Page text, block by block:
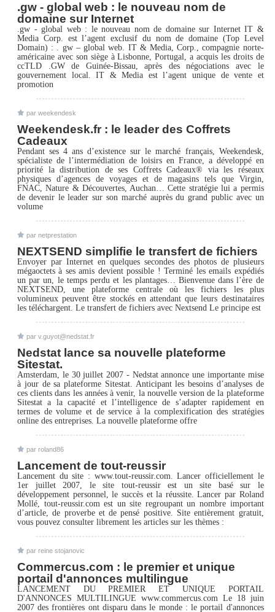
.gw - global web : le nouveau nom de
domaine sur Internet
.gw - global web : le nouveau nom de domaine sur Internet IT &
Media Corp. est l’agent exclusif du nom de domaine (Top Level
Domain) : . gw – global web. IT & Media, Corp., compagnie norte-
américaine avec son siège à Lisbonne, Portugal, a acquis les droits de
ccTLD .GW de Guinée-Bissau, après des négociations avec le
gouvernement local. IT & Media est l’agent unique de vente et
promotion
par weekendesk
Weekendesk.fr : le leader des Coffrets
Cadeaux
Pendant ses 4 ans d’existence sur le marché français, Weekendesk,
spécialiste de l’intermédiation de loisirs en France, a développé en
priorité la distribution de ses Coffrets Cadeaux® via les réseaux
physiques d’agences de voyages et de magasins tels que Virgin,
FNAC, Nature & Découvertes, Auchan… Cette stratégie lui a permis
de devenir le leader sur son marché auprès du grand public avec un
volume
par netprestation
NEXTSEND simplifie le transfert de fichiers
Envoyer par Internet en quelques secondes des photos de plusieurs
mégaoctets à ses amis devient possible ! Terminé les emails expédiés
un par un, le temps perdu et les plantages… Bienvenue dans l’ère de
NEXTSEND, une plateforme centrale où les fichiers les plus
volumineux peuvent être stockés en attendant que leurs destinataires
les téléchargent. Le transfert de fichiers avec Nextsend Le principe est
par v.guyot@nedstat.fr
Nedstat lance sa nouvelle plateforme
Sitestat.
Amsterdam, le 30 juillet 2007 - Nedstat annonce une importante mise
à jour de sa plateforme Sitestat. Anticipant les besoins d’analyses de
ces clients dans les années à venir, la nouvelle version de la plateforme
Sitestat a la capacité et l’intelligence de s’adapter rapidement en
termes de volume et de service à la complexification des stratégies
online des entreprises. La nouvelle plateforme offre
par roland86
Lancement de tout-reussir
Lancement du site : www.tout-reussir.com. Lancer officiellement le
1er juillet 2007, le site tout-reussir est un site basé sur le
développement personnel, le succès et la réussite. Lancer par Roland
Mollé, tout-reussir.com est un site regroupant un nombre important
d’article, de proverbe et de pensé positive. Site entièrement gratuit,
vous pouvez consulter librement les articles sur les thèmes :
par reine stojanovic
Commercus.com : le premier et unique
portail d'annonces multilingue
LANCEMENT DU PREMIER ET UNIQUE PORTAIL
D'ANNONCES MULTILINGUE www.commercus.com Le 18 juin
2007 des frontières ont disparu dans le monde : le portail d'annonces